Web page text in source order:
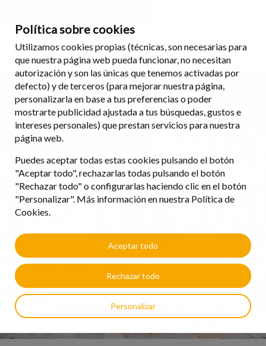
Política sobre cookies
Utilizamos cookies propias (técnicas, son necesarias para
que nuestra página web pueda funcionar, no necesitan
autorización y son las únicas que tenemos activadas por
defecto) y de terceros (para mejorar nuestra página,
personalizarla en base a tus preferencias o poder
mostrarte publicidad ajustada a tus búsquedas, gustos e
intereses personales) que prestan servicios para nuestra
página web.
Puedes aceptar todas estas cookies pulsando el botón
"Aceptar todo", rechazarlas todas pulsando el botón
"Rechazar todo" o configurarlas haciendo clic en el botón
"Personalizar". Más información en nuestra Política de
Cookies.
Personalizar
Rechazar todo
Aceptar todo